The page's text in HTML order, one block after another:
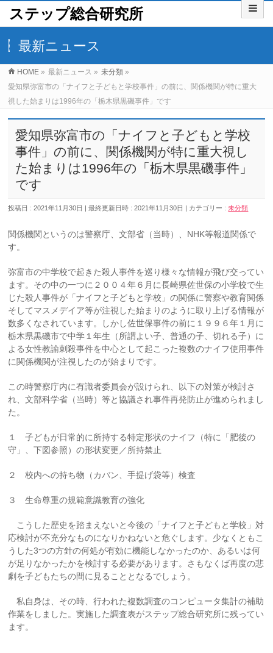
ステップ総合研究所
最新ニュース
HOME » 最新ニュース » 未分類 »
愛知県弥富市の「ナイフと子どもと学校事件」の前に、関係機関が特に重大
視した始まりは1996年の「栃木県黒磯事件」です
愛知県弥富市の「ナイフと子どもと学校
事件」の前に、関係機関が特に重大視し
た始まりは1996年の「栃木県黒磯事件」
です
投稿日 : 2021年11月30日 最終更新日時 : 2021年11月30日 カテゴリー :未分類
関係機関というのは警察庁、文部省（当時）、NHK等報道関係で
す。
弥富市の中学校で起きた殺人事件を巡り様々な情報が飛び交ってい
ます。その中の一つに２００４年６月に長崎県佐世保の小学校で生
じた殺人事件が「ナイフと子どもと学校」の関係に警察や教育関係
そしてマスメデイア等が注視した始まりのように取り上げる情報が
数多くなされています。しかし佐世保事件の前に１９９６年１月に
栃木県黒磯市で中学１年生（所謂よい子、普通の子、切れる子）に
よる女性教諭刺殺事件を中心として起こった複数のナイフ使用事件
に関係機関が注視したのが始まりです。
この時警察庁内に有識者委員会が設けられ、以下の対策が検討さ
れ、文部科学省（当時）等と協議され事件再発防止が進められまし
た。
１ 子どもが日常的に所持する特定形状のナイフ（特に「肥後の
守」、下図参照）の形状変更／所持禁止
２ 校内への持ち物（カバン、手提げ袋等）検査
３ 生命尊重の規範意識教育の強化
こうした歴史を踏まえないと今後の「ナイフと子どもと学校」対
応検討が不充分なものになりかねないと危ぐします。少なくともこ
うした3つの方針の何処が有効に機能しなかったのか、あるいは何
が足りなかったかを検討する必要があります。さもなくば再度の悲
劇を子どもたちの間に見ることとなるでしょう。
私自身は、その時、行われた複数調査のコンピュータ集計の補助
作業をしました。実施した調査表がステップ総合研究所に残ってい
ます。